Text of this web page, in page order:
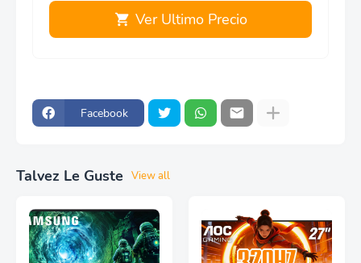
Ver Ultimo Precio
Facebook
Talvez Le Guste View all